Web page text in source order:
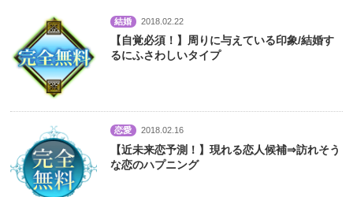
結婚 2018.02.22
【自覚必須！】周りに与えている印象/結婚す
るにふさわしいタイプ
恋愛 2018.02.16
【近未来恋予測！】現れる恋人候補⇒訪れそう
な恋のハプニング